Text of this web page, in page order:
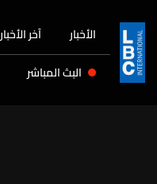
الأخبار آخر الأخبار
البث المباشر